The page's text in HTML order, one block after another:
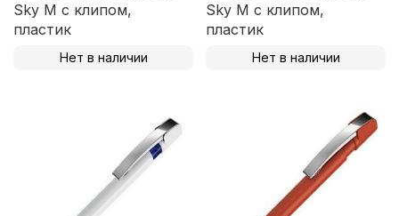
Sky M c клипом,
пластик
Нет в наличии
Sky M c клипом,
пластик
Нет в наличии